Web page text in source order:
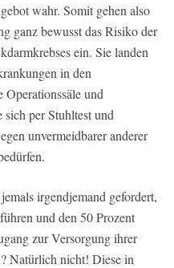
wahr. Somit gehen also
ganz bewusst das Risiko der
ein. Sie landen
in den
und
per Stuhltest und
unvermeidbarer anderer
irgendjemand gefordert,
und den 50 Prozent
zur Versorgung ihrer
Natürlich nicht! Diese in